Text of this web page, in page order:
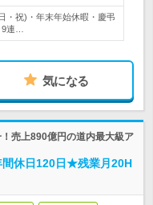
・祝)・年末年始休暇・慶弔
連…
気になる
売上890億円の道内最大級ア
間休日120日★残業月20H